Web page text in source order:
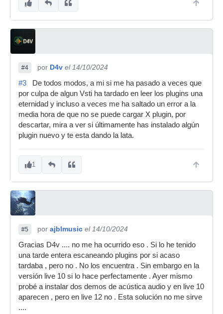
#4 por D4v el 14/10/2024
#3 De todos modos, a mi si me ha pasado a veces que
por culpa de algun Vsti ha tardado en leer los plugins una
eternidad y incluso a veces me ha saltado un error a la
media hora de que no se puede cargar X plugin, por
descartar, mira a ver si últimamente has instalado algún
plugin nuevo y te esta dando la lata.
1
#5 por ajblmusic el 14/10/2024
Gracias D4v .... no me ha ocurrido eso . Si lo he tenido
una tarde entera escaneando plugins por si acaso
tardaba , pero no . No los encuentra . Sin embargo en la
versión live 10 si lo hace perfectamente . Ayer mismo
probé a instalar dos demos de acústica audio y en live 10
aparecen , pero en live 12 no . Esta solución no me sirve
....